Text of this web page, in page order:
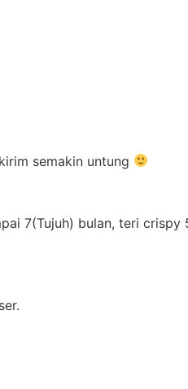
semakin untung
7(Tujuh) bulan, teri crispy